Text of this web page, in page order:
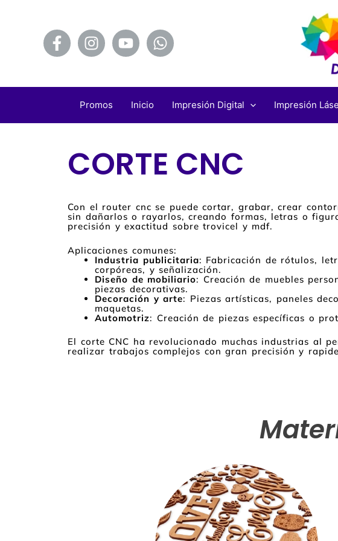
Promos Inicio Impresión Digital Impresión
CORTE CNC
Con el router cnc se puede cortar, grabar, crear
sin dañarlos o rayarlos, creando formas, letras o
precisión y exactitud sobre trovicel y mdf.
Aplicaciones comunes:
Industria publicitaria: Fabricación de rótulos,
corpóreas, y señalización.
Diseño de mobiliario: Creación de muebles
piezas decorativas.
Decoración y arte: Piezas artísticas, paneles
maquetas.
Automotriz: Creación de piezas específicas o
El corte CNC ha revolucionado muchas industrias al
realizar trabajos complejos con gran precisión y